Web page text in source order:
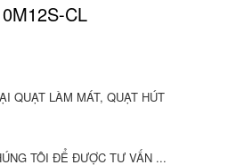
CL
QUẠT LÀM MÁT, QUẠT HÚT
TÔI ĐỂ ĐƯỢC TƯ VẤN ...